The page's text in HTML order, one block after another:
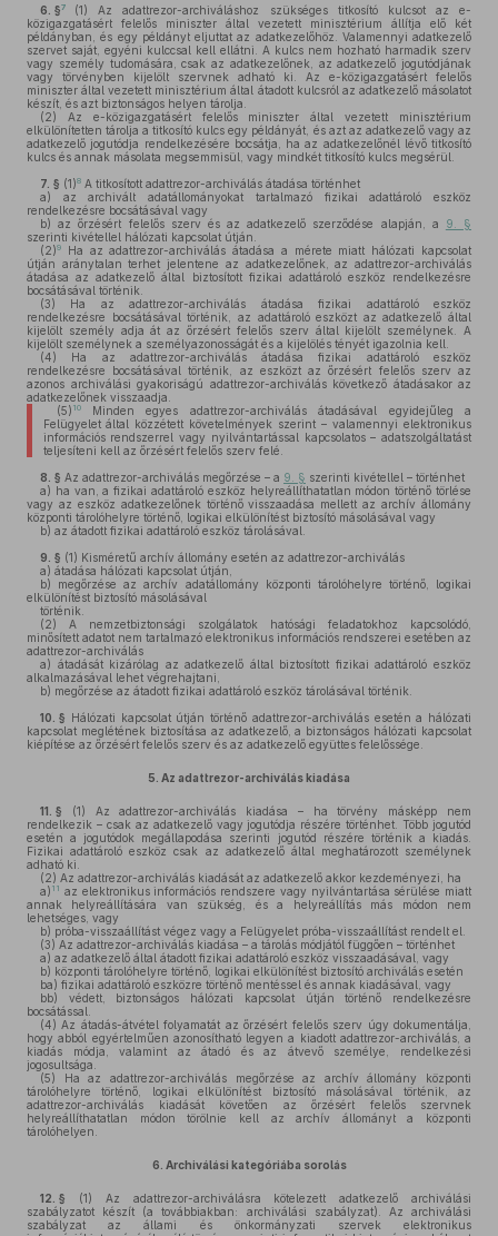
6. §7 (1) Az adattrezor-archiváláshoz szükséges titkosító kulcsot az e-
közigazgatásért felelős miniszter által vezetett minisztérium állítja elő két
példányban, és egy példányt eljuttat az adatkezelőhöz. Valamennyi adatkezelő
szervet saját, egyéni kulccsal kell ellátni. A kulcs nem hozható harmadik szerv
vagy személy tudomására, csak az adatkezelőnek, az adatkezelő jogutódjának
vagy törvényben kijelölt szervnek adható ki. Az e-közigazgatásért felelős
miniszter által vezetett minisztérium által átadott kulcsról az adatkezelő másolatot
készít, és azt biztonságos helyen tárolja.
(2) Az e-közigazgatásért felelős miniszter által vezetett minisztérium
elkülönítetten tárolja a titkosító kulcs egy példányát, és azt az adatkezelő vagy az
adatkezelő jogutódja rendelkezésére bocsátja, ha az adatkezelőnél lévő titkosító
kulcs és annak másolata megsemmisül, vagy mindkét titkosító kulcs megsérül.
7. § (1)8 A titkosított adattrezor-archiválás átadása történhet
a) az archivált adatállományokat tartalmazó fizikai adattároló eszköz
rendelkezésre bocsátásával vagy
b) az őrzésért felelős szerv és az adatkezelő szerződése alapján, a 9. §
szerinti kivétellel hálózati kapcsolat útján.
(2)9
Ha az adattrezor-archiválás átadása a mérete miatt hálózati kapcsolat
útján aránytalan terhet jelentene az adatkezelőnek, az adattrezor-archiválás
átadása az adatkezelő által biztosított fizikai adattároló eszköz rendelkezésre
bocsátásával történik.
(3) Ha az adattrezor-archiválás átadása fizikai adattároló eszköz
rendelkezésre bocsátásával történik, az adattároló eszközt az adatkezelő által
kijelölt személy adja át az őrzésért felelős szerv által kijelölt személynek. A
kijelölt személynek a személyazonosságát és a kijelölés tényét igazolnia kell.
(4) Ha az adattrezor-archiválás átadása fizikai adattároló eszköz
rendelkezésre bocsátásával történik, az eszközt az őrzésért felelős szerv az
azonos archiválási gyakoriságú adattrezor-archiválás következő átadásakor az
adatkezelőnek visszaadja.
(5) 10Minden egyes adattrezor-archiválás átadásával egyidejűleg a
Felügyelet által közzétett követelmények szerint – valamennyi elektronikus
információs rendszerrel vagy nyilvántartással kapcsolatos – adatszolgáltatást
teljesíteni kell az őrzésért felelős szerv felé.
8. § Az adattrezor-archiválás megőrzése – a 9. § szerinti kivétellel – történhet
a) ha van, a fizikai adattároló eszköz helyreállíthatatlan módon történő törlése
vagy az eszköz adatkezelőnek történő visszaadása mellett az archív állomány
központi tárolóhelyre történő, logikai elkülönítést biztosító másolásával vagy
b) az átadott fizikai adattároló eszköz tárolásával.
9. § (1) Kisméretű archív állomány esetén az adattrezor-archiválás
a) átadása hálózati kapcsolat útján,
b) megőrzése az archív adatállomány központi tárolóhelyre történő, logikai
elkülönítést biztosító másolásával
történik.
(2) A nemzetbiztonsági szolgálatok hatósági feladatokhoz kapcsolódó,
minősített adatot nem tartalmazó elektronikus információs rendszerei esetében az
adattrezor-archiválás
a) átadását kizárólag az adatkezelő által biztosított fizikai adattároló eszköz
alkalmazásával lehet végrehajtani,
b) megőrzése az átadott fizikai adattároló eszköz tárolásával történik.
10. § Hálózati kapcsolat útján történő adattrezor-archiválás esetén a hálózati
kapcsolat meglétének biztosítása az adatkezelő, a biztonságos hálózati kapcsolat
kiépítése az őrzésért felelős szerv és az adatkezelő együttes felelőssége.
5. Az adattrezor-archiválás kiadása
11. § (1) Az adattrezor-archiválás kiadása – ha törvény másképp nem
rendelkezik – csak az adatkezelő vagy jogutódja részére történhet. Több jogutód
esetén a jogutódok megállapodása szerinti jogutód részére történik a kiadás.
Fizikai adattároló eszköz csak az adatkezelő által meghatározott személynek
adható ki.
(2) Az adattrezor-archiválás kiadását az adatkezelő akkor kezdeményezi, ha
a) 11 az elektronikus információs rendszere vagy nyilvántartása sérülése miatt
annak helyreállítására van szükség, és a helyreállítás más módon nem
lehetséges, vagy
b) próba-visszaállítást végez vagy a Felügyelet próba-visszaállítást rendelt el.
(3) Az adattrezor-archiválás kiadása – a tárolás módjától függően – történhet
a) az adatkezelő által átadott fizikai adattároló eszköz visszaadásával, vagy
b) központi tárolóhelyre történő, logikai elkülönítést biztosító archiválás esetén
ba) fizikai adattároló eszközre történő mentéssel és annak kiadásával, vagy
bb) védett, biztonságos hálózati kapcsolat útján történő rendelkezésre
bocsátással.
(4) Az átadás-átvétel folyamatát az őrzésért felelős szerv úgy dokumentálja,
hogy abból egyértelműen azonosítható legyen a kiadott adattrezor-archiválás, a
kiadás módja, valamint az átadó és az átvevő személye, rendelkezési
jogosultsága.
(5) Ha az adattrezor-archiválás megőrzése az archív állomány központi
tárolóhelyre történő, logikai elkülönítést biztosító másolásával történik, az
adattrezor-archiválás kiadását követően az őrzésért felelős szervnek
helyreállíthatatlan módon törölnie kell az archív állományt a központi
tárolóhelyen.
6. Archiválási kategóriába sorolás
12. § (1) Az adattrezor-archiválásra kötelezett adatkezelő archiválási
szabályzatot készít (a továbbiakban: archiválási szabályzat). Az archiválási
szabályzat az állami és önkormányzati szervek elektronikus